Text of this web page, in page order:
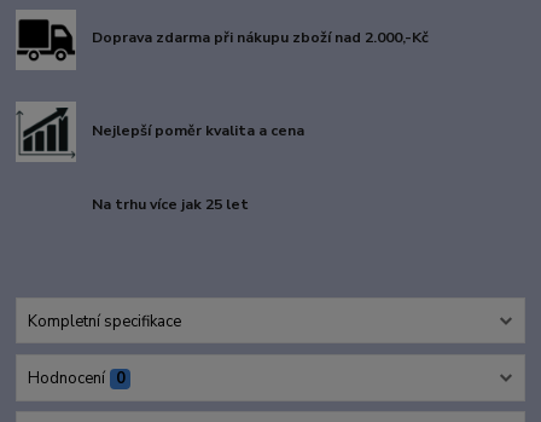
Doprava zdarma při nákupu zboží nad 2.000,-Kč
Nejlepší poměr kvalita a cena
Na trhu více jak 25 let
Kompletní specifikace
Hodnocení 0